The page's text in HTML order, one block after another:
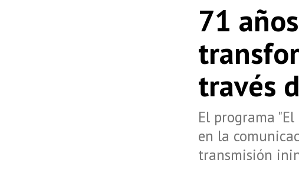
71
través
El programa
en la
transmisión